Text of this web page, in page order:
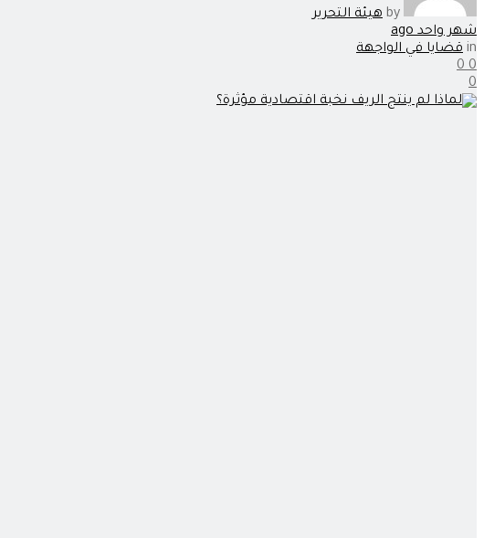
by هيئة التحرير
شهر واحد ago
in قضايا في الواجهة
0
0
0